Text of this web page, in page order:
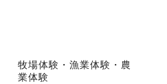
牧場体験・漁業体験・農
業体験